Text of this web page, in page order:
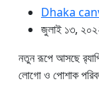
Dhaka
জুলাই ১৩,
নতুন রূপে আসছে
লোগো ও পোশাক